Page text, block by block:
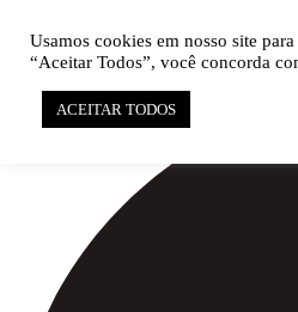

Usamos cookies em nosso site
“Aceitar Todos”, você concorda
ACEITAR TODOS